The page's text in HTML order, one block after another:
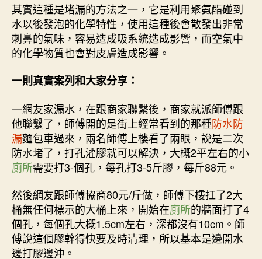
其實這種是堵漏的方法之一，它是利用聚氨酯碰到
水以後發泡的化學特性，使用這種後會散發出非常
刺鼻的氣味，容易造成吸系統造成影響，而空氣中
的化學物質也會對皮膚造成影響。
一則真實案列和大家分享：
一網友家漏水，在跟商家聯繫後，商家就派師傅跟
他聯繫了，師傅開的是街上經常看到的那種防水防
漏麵包車過來，兩名師傅上樓看了兩眼，說是二次
防水堵了，打孔灌膠就可以解決，大概2平左右的小
廁所需要打3-個孔，每孔打3-5斤膠，每斤88元。
然後網友跟師傅協商80元/斤做，師傅下樓扛了2大
桶無任何標示的大桶上來，開始在廁所的牆面打了4
個孔，每個孔大概1.5cm左右，深都沒有10cm。師
傅說這個膠幹得快要及時清理，所以基本是邊開水
邊打膠邊沖。